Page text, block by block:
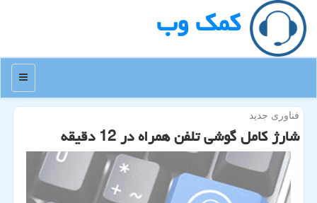
كمك وب
منو
فناوری جدید
شارژ كامل گوشی تلفن همراه در 12 دقیقه